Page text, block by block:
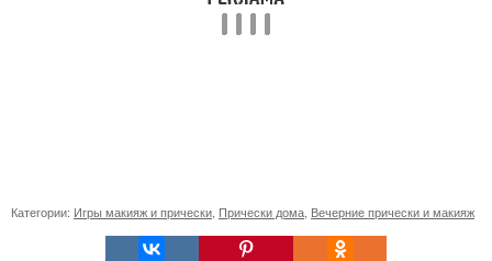
Категории: Игры макияж и прически Прически дома Вечерние прически и макияж